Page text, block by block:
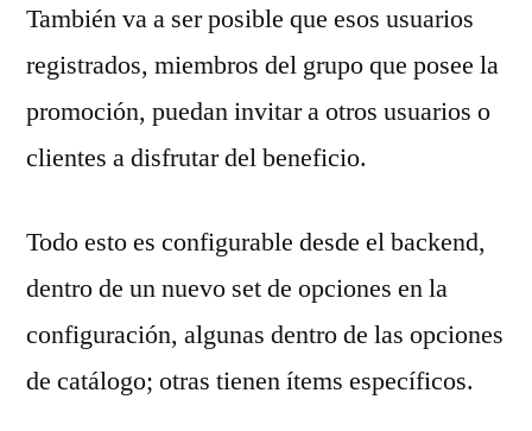
También va a ser posible que esos usuarios
registrados, miembros del grupo que posee la
promoción, puedan invitar a otros usuarios o
clientes a disfrutar del beneficio.
Todo esto es configurable desde el backend,
dentro de un nuevo set de opciones en la
configuración, algunas dentro de las opciones
de catálogo; otras tienen ítems específicos.